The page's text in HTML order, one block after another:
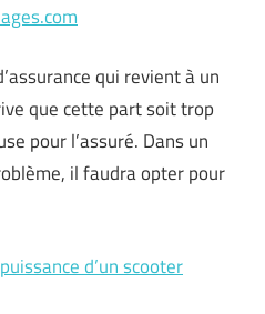
qui revient à un
que cette part soit trop
pour l’assuré. Dans un
il faudra opter pour
d’un scooter